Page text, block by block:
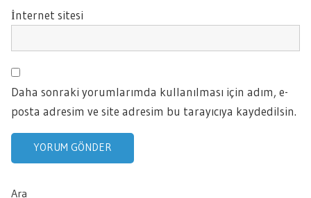
İnternet sitesi
Daha sonraki yorumlarımda kullanılması için adım, e-
posta adresim ve site adresim bu tarayıcıya kaydedilsin.
Ara